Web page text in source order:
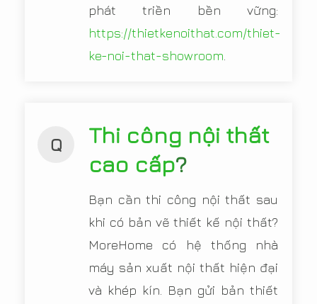
phát triền bền vững:
https://thietkenoithat.com/thiet-
ke-noi-that-showroom
Q
Thi công nội thất
cao cấp?
Bạn cần thi công nội thất sau
khi có bản vẽ thiết kế nội thất?
MoreHome có hệ thống nhà
máy sản xuất nội thất hiện đại
và khép kín. Bạn gửi bản thiết